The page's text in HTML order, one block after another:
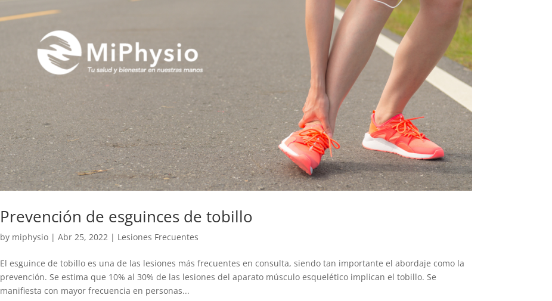
Prevención de esguinces de tobillo
by miphysio| Abr 25, 2022 | Lesiones Frecuentes
El esguince de tobillo es una de las lesiones más frecuentes en consulta, siendo tan importante el abordaje como la
prevención. Se estima que 10% al 30% de las lesiones del aparato músculo esquelético implican el tobillo. Se
manifiesta con mayor frecuencia en personas...